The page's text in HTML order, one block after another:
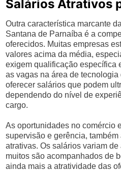
Salários Atrativos
Outra característica marcante
Santana de Parnaíba é a
oferecidos. Muitas empresas
valores acima da média,
exigem qualificação específica
as vagas na área de
oferecer salários que podem
dependendo do nível de
cargo.
As oportunidades no comércio
supervisão e gerência,
atrativas. Os salários variam
muitos são acompanhados de
ainda mais a atratividade das